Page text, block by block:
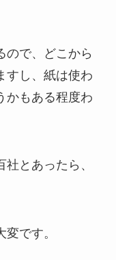
ので、どこから
すし、紙は使わ
かもある程度わ
とあったら、
です。